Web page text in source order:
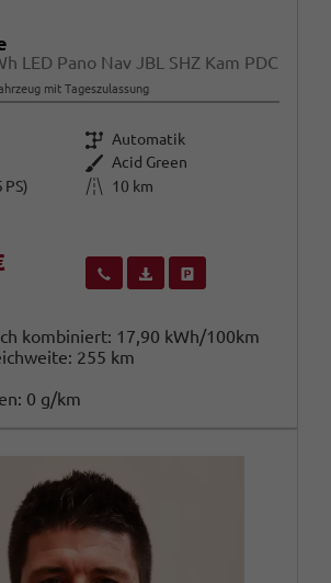
LED Pano Nav JBL SHZ Kam PDC
mit Tageszulassung
Getriebe Automatik
Außenfarbe Acid Green
PS) Kilometerstand
10 km
Wir rufen Sie anFahrzeugexposé (PDF)
kombiniert: 17,90 kWh/100km
255 km
0 g/km